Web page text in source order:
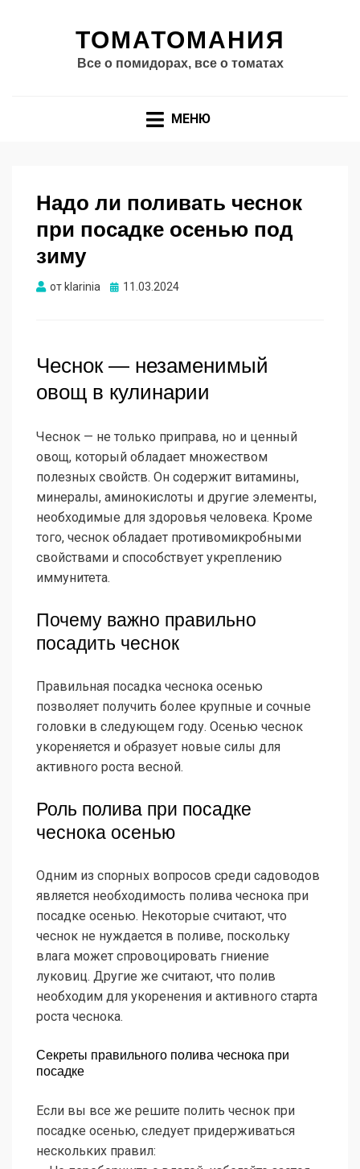
ТОМАТОМАНИЯ
Все о помидорах, все о томатах
МЕНЮ
Надо ли поливать чеснок
при посадке осенью под
зиму
от klarinia Опубликовано
11.03.2024
Чеснок — незаменимый
овощ в кулинарии
Чеснок — не только приправа, но и ценный
овощ, который обладает множеством
полезных свойств. Он содержит витамины,
минералы, аминокислоты и другие элементы,
необходимые для здоровья человека. Кроме
того, чеснок обладает противомикробными
свойствами и способствует укреплению
иммунитета.
Почему важно правильно
посадить чеснок
Правильная посадка чеснока осенью
позволяет получить более крупные и сочные
головки в следующем году. Осенью чеснок
укореняется и образует новые силы для
активного роста весной.
Роль полива при посадке
чеснока осенью
Одним из спорных вопросов среди садоводов
является необходимость полива чеснока при
посадке осенью. Некоторые считают, что
чеснок не нуждается в поливе, поскольку
влага может спровоцировать гниение
луковиц. Другие же считают, что полив
необходим для укоренения и активного старта
роста чеснока.
Секреты правильного полива чеснока при
посадке
Если вы все же решите полить чеснок при
посадке осенью, следует придерживаться
нескольких правил: